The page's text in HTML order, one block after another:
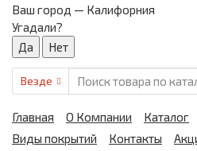
Ваш город — Калифорния
Угадали?
Везде
Главная О Компании Каталог
Виды покрытий
Контакты